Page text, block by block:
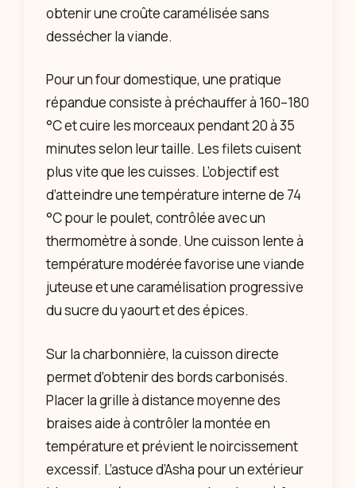
obtenir une croûte caramélisée sans
dessécher la viande.
Pour un four domestique, une pratique
répandue consiste à préchauffer à 160–180
°C et cuire les morceaux pendant 20 à 35
minutes selon leur taille. Les filets cuisent
plus vite que les cuisses. L’objectif est
d’atteindre une température interne de 74
°C pour le poulet, contrôlée avec un
thermomètre à sonde. Une cuisson lente à
température modérée favorise une viande
juteuse et une caramélisation progressive
du sucre du yaourt et des épices.
Sur la charbonnière, la cuisson directe
permet d’obtenir des bords carbonisés.
Placer la grille à distance moyenne des
braises aide à contrôler la montée en
température et prévient le noircissement
excessif. L’astuce d’Asha pour un extérieur